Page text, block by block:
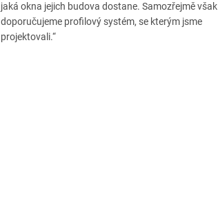
jaká okna jejich budova dostane. Samozřejmě však
doporučujeme profilový systém, se kterým jsme
projektovali.“